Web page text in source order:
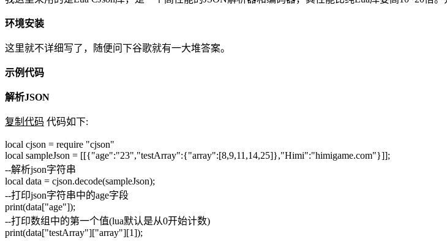
环境安装
这里就不详细写了，随便问下谷歌就有一大堆答案。
示例代码
解析JSON
复制代码 代码如下:
local cjson = require "cjson"
local sampleJson = [[{"age":"23","testArray":{"array":[8,9,11,14,25]},"Himi":"himigame.com"}]];
--解析json字符串
local data = cjson.decode(sampleJson);
--打印json字符串中的age字段
print(data["age"]);
--打印数组中的第一个值(lua默认是从0开始计数)
print(data["testArray"]["array"][1]);